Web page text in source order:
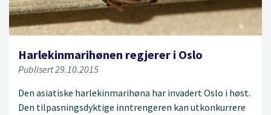
Harlekinmarihønen regjerer i Oslo
Publisert 29.10.2015
Den asiatiske harlekinmarihøna har invadert Oslo i høst.
Den tilpasningsdyktige inntrengeren kan utkonkurrere